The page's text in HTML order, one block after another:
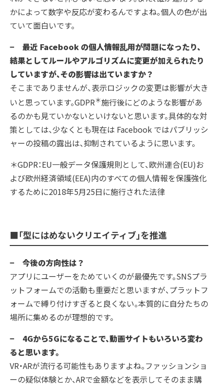
かによって数字や反応が変わるんですよね。個人の色が出
ていて面白いです。
− 最近 Facebook の個人情報乱用が問題になったり、
結果としてルールやアルゴリズムに変更が加えられたり
していますが、その影響は出ていますか？
そこまでありませんが、表示ロジックの変更は影響が大き
いと思っています。GDPR＊施行後にどのような影響があ
るのかも見ていかないといけないと思います。具体的な対
策としては、少なくとも現在は Facebook ではパブリッシ
ャーの投稿の露出は、抑制されているように思います。
＊GDPR：EU一般データ保護規則として、欧州連合(EU)お
よび欧州経済領域(EEA)内のすべての個人情報を保護強化
するために2018年5月25日に施行された法律
■「型にはめないクリエイティブ」を推進
− 今後の方向性は？
アプリにユーザーをためていくのが最優先です。SNSプラ
ットフォームでの活動も重要だと思いますが、プラットフ
ォームで縛り付けすぎると良くない。本質的に自分たちの
場所に集めるのが理想的です。
− 4Gから5Gになることで、動画サイトもいろいろ変わ
ると思います。
VR・ARが流行る可能性もありますよね。ファッションショ
ーの疑似体験とか、ARで金額などを表示してそのまま購